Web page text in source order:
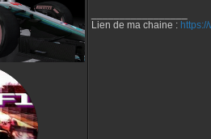
Lien de ma chaine :